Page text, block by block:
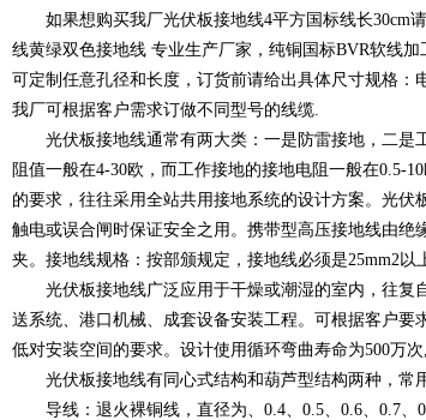
如果想购买我厂光伏板接地线4平方国标线长30cm
线黄绿双色接地线 专业生产厂家，纯铜国标BVR软线
可定制任意孔径和长度，订货前请给出具体尺寸规格
我厂可根据客户需求订做不同型号的线缆.
光伏板接地线通常有两大类：一是防雷接地，二是
阻值一般在4-30欧，而工作接地的接地电阻一般在0.5-
的要求，往往采用全站共用接地系统的设计方案。光
触电或误合闸时保证安全之用。携带型高压接地线由
夹。接地线规格：按部颁规定，接地线必须是25mm2以
光伏板接地线广泛应用于干燥或潮湿的室内，往复
送系统、港口机械、成套设备安装工程。可根据客户
低对安装空间的要求。设计使用循环弯曲寿命为500万次
光伏板接地线有同心式结构和葫芦型结构两种，常用
导线：退火裸铜线，直径为、0.4、0.5、0.6、0.7、